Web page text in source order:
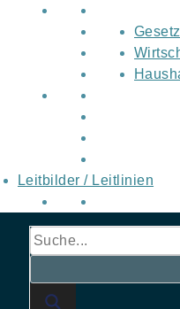
Leitbilder / Leitlinien